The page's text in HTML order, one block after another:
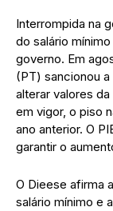
Interrompida na
do salário
governo. Em
(PT) sancionou
alterar valores
em vigor, o piso
ano anterior. O
garantir o
O Dieese afirma
salário mínimo e